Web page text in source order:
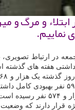
و مرگ و
نماییم.
در ارتباط
هفته های گذشته
های ویژه قرار